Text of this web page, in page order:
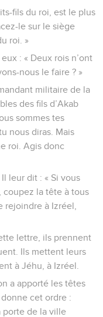
fils du roi, est le plus
le sur le siège
roi. »
: « Deux rois n’ont
nous le faire ? »
militaire de la
des fils d’Akab
sommes tes
nous diras. Mais
roi. Agis donc
leur dit : « Si vous
coupez la tête à tous
rejoindre à Izréel,
lettre, ils prennent
Ils mettent leurs
à Jéhu, à Izréel.
a apporté les têtes
cet ordre :
porte de la ville